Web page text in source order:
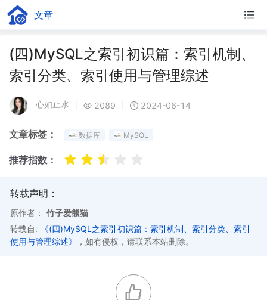
文章
(四)MySQL之索引初识篇：索引机制、
索引分类、索引使用与管理综述
心如止水 2089 2024-06-14
文章标签： 数据库 MySQL
推荐指数：
转载声明：
原作者： 竹子爱熊猫
转载自:
《(四)MySQL之索引初识篇：索引机制、索引分类、索引
使用与管理综述》
，如有侵权，请联系本站删除。